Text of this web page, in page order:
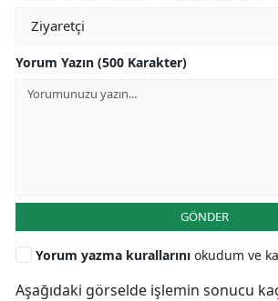
Yorum Yazın (500 Karakter)
GÖNDER
Yorum yazma kurallarını okudum ve
Aşağıdaki görselde işlemin sonucu